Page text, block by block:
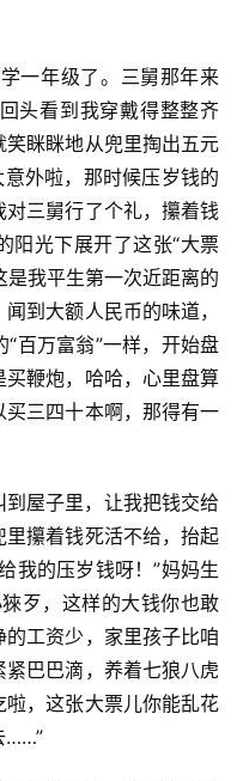
一年级了。三舅那年来
头看到我穿戴得整整齐
眯眯地从兜里掏出五元
外啦，那时候压岁钱的
三舅行了个礼，攥着钱
阳光下展开了这张“大票
是我平生第一次近距离的
到大额人民币的味道，
百万富翁”一样，开始盘
鞭炮，哈哈，心里盘算
三四十本啊，那得有一
屋子里，让我把钱交给
攥着钱死活不给，抬起
我的压岁钱呀！”妈妈生
歹，这样的大钱你也敢
工资少，家里孩子比咱
巴巴滴，养着七狼八虎
，这张大票儿你能乱花
……”